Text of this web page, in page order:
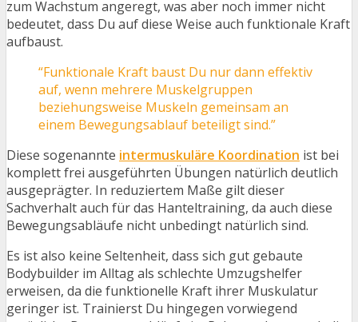
zum Wachstum angeregt, was aber noch immer nicht
bedeutet, dass Du auf diese Weise auch funktionale Kraft
aufbaust.
“Funktionale Kraft baust Du nur dann effektiv
auf, wenn mehrere Muskelgruppen
beziehungsweise Muskeln gemeinsam an
einem Bewegungsablauf beteiligt sind.”
Diese sogenannte intermuskuläre Koordination ist bei
komplett frei ausgeführten Übungen natürlich deutlich
ausgeprägter. In reduziertem Maße gilt dieser
Sachverhalt auch für das Hanteltraining, da auch diese
Bewegungsabläufe nicht unbedingt natürlich sind.
Es ist also keine Seltenheit, dass sich gut gebaute
Bodybuilder im Alltag als schlechte Umzugshelfer
erweisen, da die funktionelle Kraft ihrer Muskulatur
geringer ist. Trainierst Du hingegen vorwiegend